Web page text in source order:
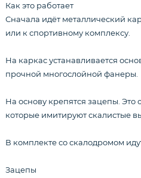
Как это работает
Сначала идёт металлический
или к спортивному комплексу.
На каркас устанавливается
прочной многослойной фанеры.
На основу крепятся зацепы.
которые имитируют скалистые
В комплекте со скалодромом
Зацепы